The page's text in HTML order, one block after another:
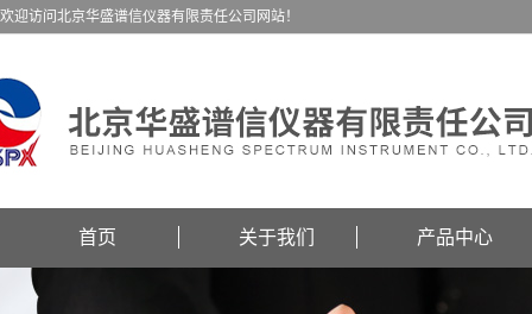
欢迎访问北京华盛谱信仪器有限责任公司网站！
首页 关于我们 产品中心